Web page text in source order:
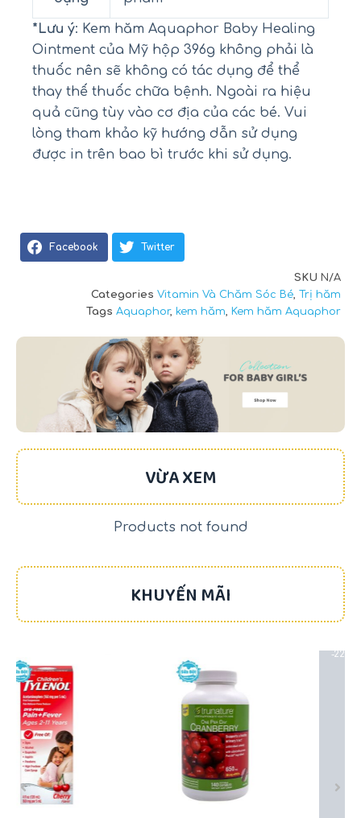
*Lưu ý: Kem hăm Aquaphor Baby Healing
Ointment của Mỹ hộp 396g không phải là
thuốc nên sẽ không có tác dụng để thể
thay thế thuốc chữa bệnh. Ngoài ra hiệu
quả cũng tùy vào cơ địa của các bé. Vui
lòng tham khảo kỹ hướng dẫn sử dụng
được in trên bao bì trước khi sử dụng.
Facebook Twitter
SKU N/A
Categories Vitamin Và Chăm Sóc Bé,
Trị hăm
Tags Aquaphor, kem hăm, Kem hăm Aquaphor
VỪA XEM
Products not found
KHUYẾN MÃI